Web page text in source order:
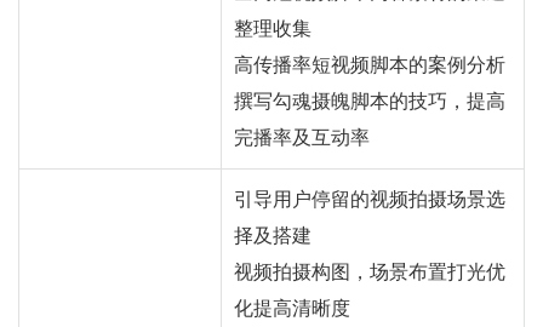
整理收集
高传播率短视频脚本的案例分析
撰写勾魂摄魄脚本的技巧，提高
完播率及互动率
引导用户停留的视频拍摄场景选
择及搭建
视频拍摄构图，场景布置打光优
化提高清晰度